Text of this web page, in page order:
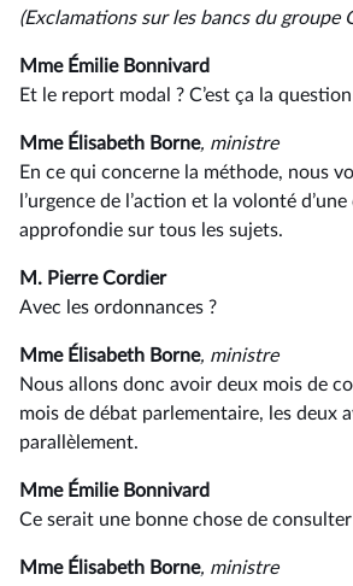
(Exclamations sur les bancs du groupe
Mme Émilie Bonnivard
Et le report modal ? C’est ça la
Mme Élisabeth Borne, ministre
En ce qui concerne la méthode, nous
l’urgence de l’action et la volonté
approfondie sur tous les sujets.
M. Pierre Cordier
Avec les ordonnances ?
Mme Élisabeth Borne, ministre
Nous allons donc avoir deux mois de
mois de débat parlementaire, les deux
parallèlement.
Mme Émilie Bonnivard
Ce serait une bonne chose de consulter
Mme Élisabeth Borne, ministre